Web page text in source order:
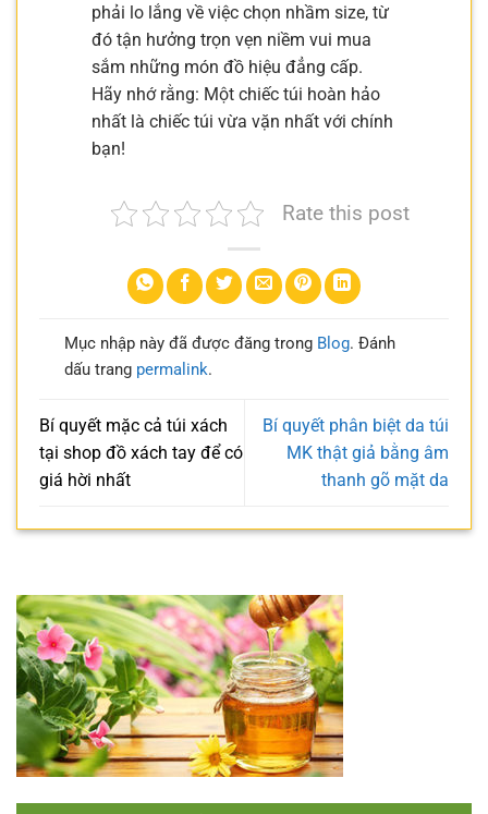
phải lo lắng về việc chọn nhầm size, từ
đó tận hưởng trọn vẹn niềm vui mua
sắm những món đồ hiệu đẳng cấp.
Hãy nhớ rằng: Một chiếc túi hoàn hảo
nhất là chiếc túi vừa vặn nhất với chính
bạn!
Rate this post
Mục nhập này đã được đăng trong Blog. Đánh
dấu trang permalink.
Bí quyết mặc cả túi xách
tại shop đồ xách tay để có
giá hời nhất
Bí quyết phân biệt da túi
MK thật giả bằng âm
thanh gõ mặt da